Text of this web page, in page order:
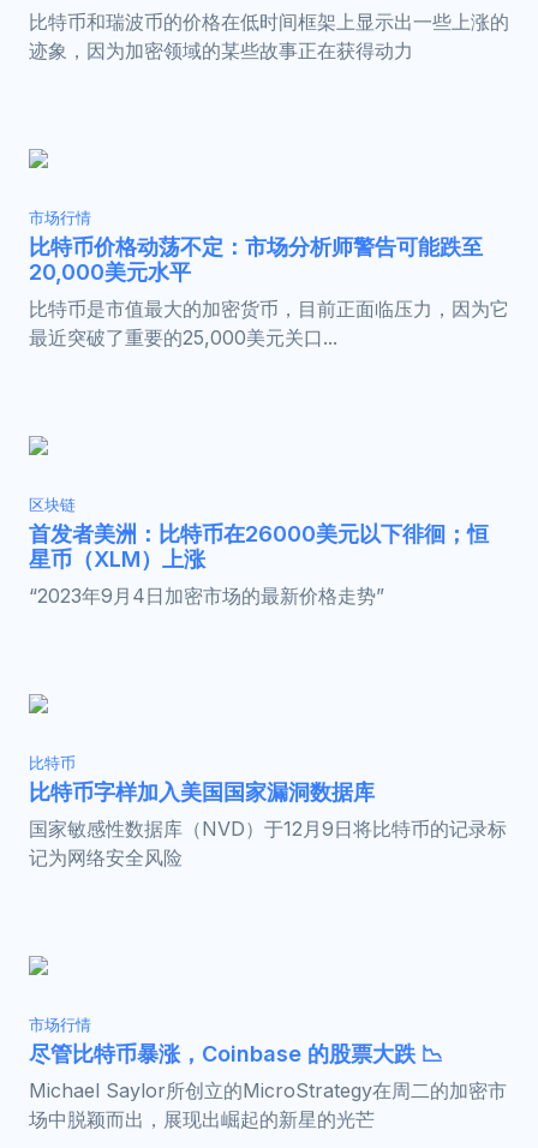
比特币和瑞波币的价格在低时间框架上显示出一些上涨的
迹象，因为加密领域的某些故事正在获得动力
市场行情
比特币价格动荡不定：市场分析师警告可能跌至
20,000美元水平
比特币是市值最大的加密货币，目前正面临压力，因为它
最近突破了重要的25,000美元关口...
区块链
首发者美洲：比特币在26000美元以下徘徊；恒
星币（XLM）上涨
“2023年9月4日加密市场的最新价格走势”
比特币
比特币字样加入美国国家漏洞数据库
国家敏感性数据库（NVD）于12月9日将比特币的记录标
记为网络安全风险
市场行情
尽管比特币暴涨，Coinbase 的股票大跌 📉
Michael Saylor所创立的MicroStrategy在周二的加密市
场中脱颖而出，展现出崛起的新星的光芒